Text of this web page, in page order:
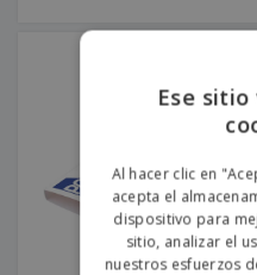
Ese
Al hacer clic en
acepta el
dispositivo para
sitio, analizar el
nuestros esfuerzos